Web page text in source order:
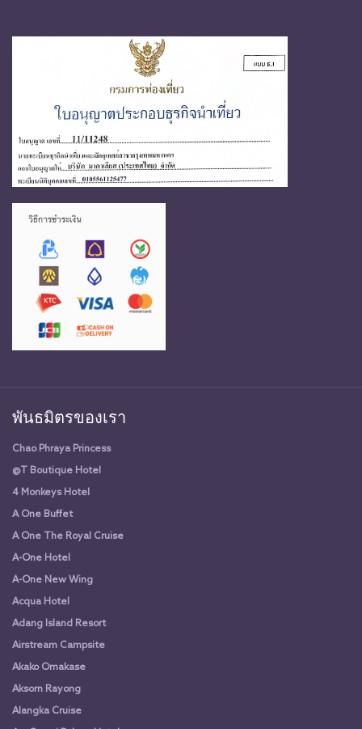
พันธมิตรของเรา
Chao Phraya Princess
@T Boutique Hotel
4 Monkeys Hotel
A One Buffet
A One The Royal Cruise
A-One Hotel
A-One New Wing
Acqua Hotel
Adang Island Resort
Airstream Campsite
Akako Omakase
Aksorn Rayong
Alangka Cruise